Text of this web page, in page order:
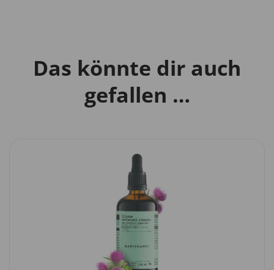
Das könnte dir auch
gefallen …